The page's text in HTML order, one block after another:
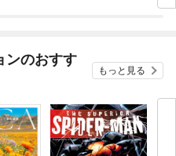
ンのおすす
もっと見る